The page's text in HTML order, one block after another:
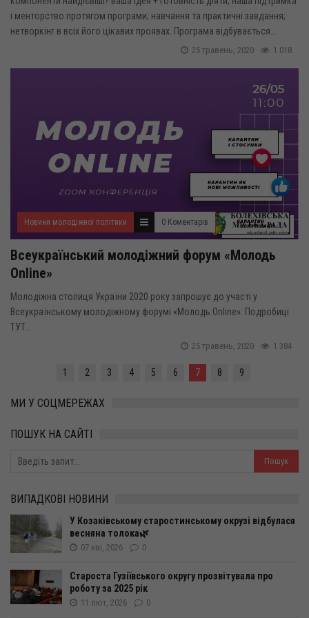
і менторство протягом програми; навчання та практичні завдання;
нетворкінг в всіх його цікавих проявах. Програма відбувається...
1 018
25 травень, 2020
Новини молодіжної політики 0 Коментарів
Всеукраїнський молодіжний форум «Молодь
Online»
Молодіжна столиця України 2020 року запрошує до участі у
Всеукраїнському молодіжному форумі «Молодь Online». Подробиці
ТУТ...
1 384
25 травень, 2020
1 2 3 4 5 6 7 8 9
МИ У СОЦМЕРЕЖАХ
ПОШУК НА САЙТІ
ВИПАДКОВІ НОВИНИ
У Козаківському старостинському окрузі відбулася
весняна толока🌿
07 кві, 2026 0
Староста Гузіївського округу прозвітувала про
роботу за 2025 рік
11 лют, 2026 0